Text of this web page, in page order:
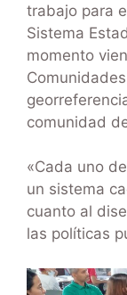
trabajo para
Sistema
momento
comunidad
«Cada uno
un sistema
cuanto al
las políticas